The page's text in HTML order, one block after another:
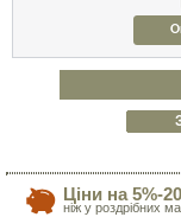
Ціни на 5%-
ніж у роздрібних